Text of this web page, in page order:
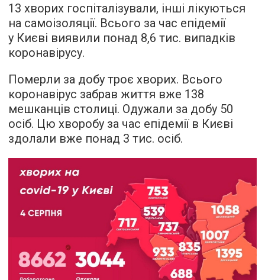
13 хворих госпіталізували, інші лікуються
на самоізоляції. Всього за час епідемії
у Києві виявили понад 8,6 тис. випадків
коронавірусу.
Померли за добу троє хворих. Всього
коронавірус забрав життя вже 138
мешканців столиці. Одужали за добу 50
осіб. Цю хворобу за час епідемії в Києві
здолали вже понад 3 тис. осіб.